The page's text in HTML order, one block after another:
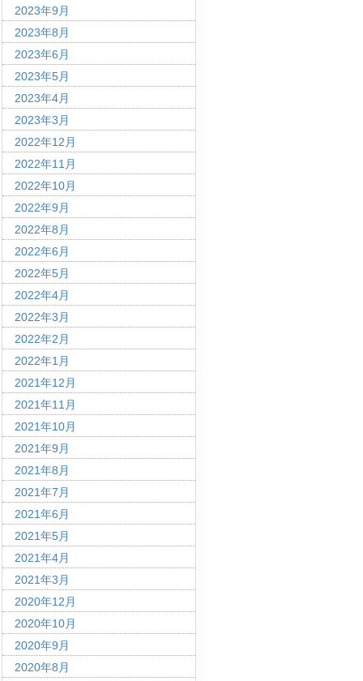
2023年9月
2023年8月
2023年6月
2023年5月
2023年4月
2023年3月
2022年12月
2022年11月
2022年10月
2022年9月
2022年8月
2022年6月
2022年5月
2022年4月
2022年3月
2022年2月
2022年1月
2021年12月
2021年11月
2021年10月
2021年9月
2021年8月
2021年7月
2021年6月
2021年5月
2021年4月
2021年3月
2020年12月
2020年10月
2020年9月
2020年8月